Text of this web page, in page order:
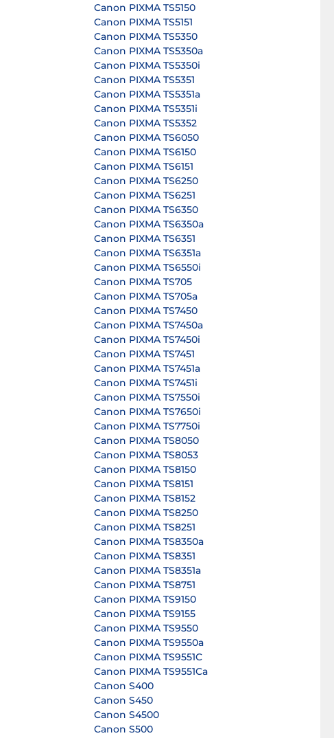
Canon PIXMA TS5150
Canon PIXMA TS5151
Canon PIXMA TS5350
Canon PIXMA TS5350a
Canon PIXMA TS5350i
Canon PIXMA TS5351
Canon PIXMA TS5351a
Canon PIXMA TS5351i
Canon PIXMA TS5352
Canon PIXMA TS6050
Canon PIXMA TS6150
Canon PIXMA TS6151
Canon PIXMA TS6250
Canon PIXMA TS6251
Canon PIXMA TS6350
Canon PIXMA TS6350a
Canon PIXMA TS6351
Canon PIXMA TS6351a
Canon PIXMA TS6550i
Canon PIXMA TS705
Canon PIXMA TS705a
Canon PIXMA TS7450
Canon PIXMA TS7450a
Canon PIXMA TS7450i
Canon PIXMA TS7451
Canon PIXMA TS7451a
Canon PIXMA TS7451i
Canon PIXMA TS7550i
Canon PIXMA TS7650i
Canon PIXMA TS7750i
Canon PIXMA TS8050
Canon PIXMA TS8053
Canon PIXMA TS8150
Canon PIXMA TS8151
Canon PIXMA TS8152
Canon PIXMA TS8250
Canon PIXMA TS8251
Canon PIXMA TS8350a
Canon PIXMA TS8351
Canon PIXMA TS8351a
Canon PIXMA TS8751
Canon PIXMA TS9150
Canon PIXMA TS9155
Canon PIXMA TS9550
Canon PIXMA TS9550a
Canon PIXMA TS9551C
Canon PIXMA TS9551Ca
Canon S400
Canon S450
Canon S4500
Canon S500